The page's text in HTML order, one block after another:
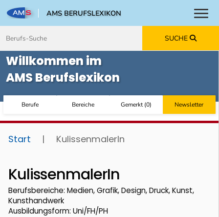
AMS BERUFSLEXIKON
SUCHE
Willkommen im
AMS Berufslexikon
Berufe Bereiche Gemerkt(0) Newsletter
Start | KulissenmalerIn
KulissenmalerIn
Berufsbereiche: Medien, Grafik, Design, Druck, Kunst,
Kunsthandwerk
Ausbildungsform: Uni/FH/PH